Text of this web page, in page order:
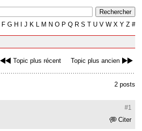
F G H J K L M N O P Q R S T U V W X Y Z #
Topic plus récent Topic plus ancien
2 posts
#1
Citer